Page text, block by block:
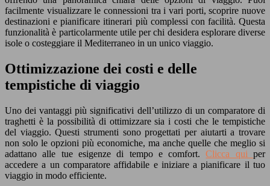
facilmente visualizzare le connessioni tra i vari porti, scoprire nuove
destinazioni e pianificare itinerari più complessi con facilità. Questa
funzionalità è particolarmente utile per chi desidera esplorare diverse
isole o costeggiare il Mediterraneo in un unico viaggio.
Ottimizzazione dei costi e delle
tempistiche di viaggio
Uno dei vantaggi più significativi dell’utilizzo di un comparatore di
traghetti è la possibilità di ottimizzare sia i costi che le tempistiche
del viaggio. Questi strumenti sono progettati per aiutarti a trovare
non solo le opzioni più economiche, ma anche quelle che meglio si
adattano alle tue esigenze di tempo e comfort.Clicca quiper
accedere a un comparatore affidabile e iniziare a pianificare il tuo
viaggio in modo efficiente.